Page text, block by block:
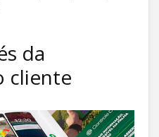
da
cliente